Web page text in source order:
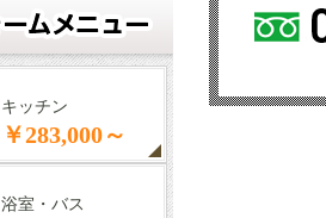
キッチン
￥283,000～
浴室・バス